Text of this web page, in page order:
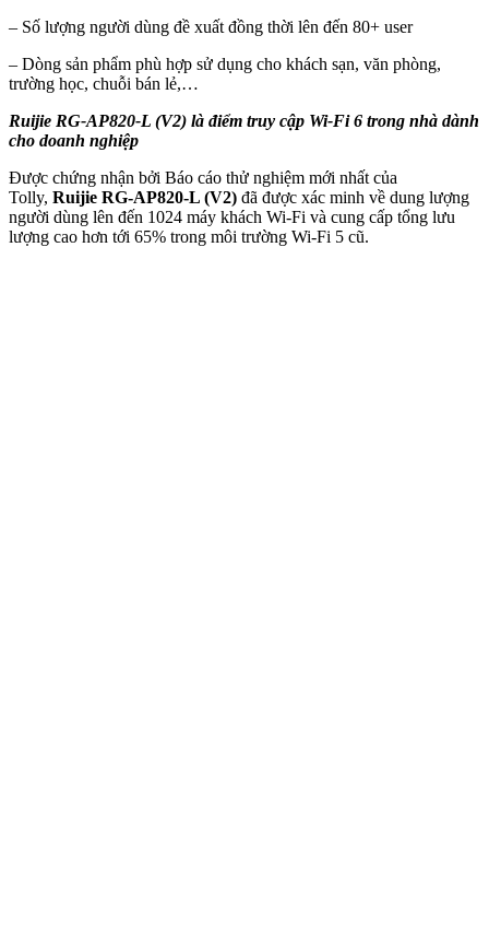
– Số lượng người dùng đề xuất đồng thời lên đến 80+ user
– Dòng sản phẩm phù hợp sử dụng cho khách sạn, văn phòng,
trường học, chuỗi bán lẻ,…
Ruijie RG-AP820-L (V2) là điểm truy cập Wi-Fi 6 trong nhà dành
cho doanh nghiệp
Được chứng nhận bởi Báo cáo thử nghiệm mới nhất của
Tolly, Ruijie RG-AP820-L (V2) đã được xác minh về dung lượng
người dùng lên đến 1024 máy khách Wi-Fi và cung cấp tổng lưu
lượng cao hơn tới 65% trong môi trường Wi-Fi 5 cũ.